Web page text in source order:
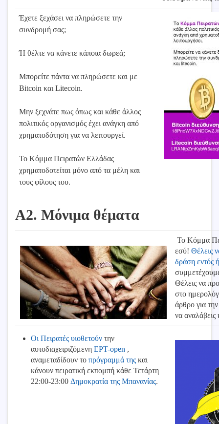
Έχετε ξεχάσει να πληρώσετε την
συνδρομή σας;
Ή θέλτε να κάνετε κάποια δωρεά;
Μπορείτε πάντα να πληρώσετε και με
Bitcoin και Litecoin.
Μην ξεχνάτε πως όπως και κάθε άλλος
πολιτικός οργανισμός έχει ανάγκη από
χρηματοδότηση για να λειτουργεί.
Το Κόμμα Πειρατών Ελλάδας
χρηματοδοτείται μόνο από τα μέλη και
τους φίλους του.
Α2. Μόνιμα θέματα
Το Κόμμα
εσύ! Θέλεις
δράση εντός
Θέλεις να
στο
άρθρο για
να
Οι Πειρατές υιοθετούν την
αυτοδιαχειριζόμενη ΕΡΤ-open ,
αναμεταδίδουν το πρόγραμμά της και
κάνουν πειρατική εκπομπή κάθε Τετάρτη
22:00-23:00 Δημοκρατία της Μπανανίας.